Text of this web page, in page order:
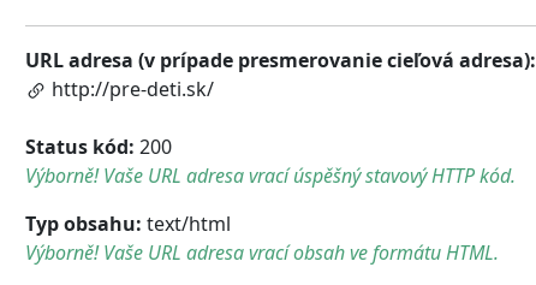
URL adresa (v prípade presmerovanie cieľová adresa):
http://pre-deti.sk/
Status kód: 200
Výborně! Vaše URL adresa vrací úspěšný stavový HTTP kód.
Typ obsahu: text/html
Výborně! Vaše URL adresa vrací obsah ve formátu HTML.